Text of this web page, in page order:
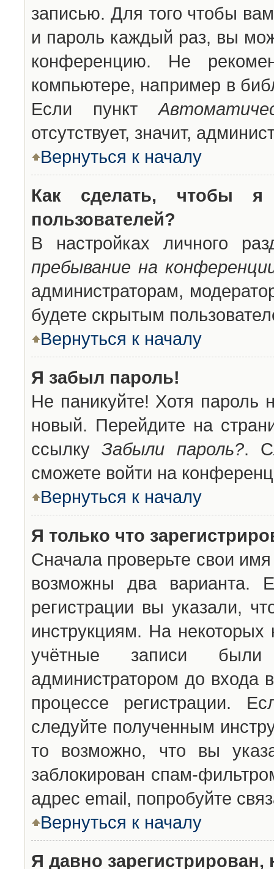
записью. Для того чтобы
и пароль каждый раз, вы
конференцию. Не
компьютере, например в
Если пункт
отсутствует, значит,
Вернуться к началу
Как сделать, чтобы
пользователей?
В настройках личного
пребывание на
администраторам,
будете скрытым
Вернуться к началу
Я забыл пароль!
Не паникуйте! Хотя пароль
новый. Перейдите на
ссылкуЗабыли пароль?.
сможете войти на
Вернуться к началу
Я только что
Сначала проверьте свои
возможны два варианта.
регистрации вы указали,
инструкциям. На
учётные записи были
администратором до входа
процессе регистрации.
следуйте полученным
то возможно, что вы
заблокирован спам-
адрес email, попробуйте
Вернуться к началу
Я давно